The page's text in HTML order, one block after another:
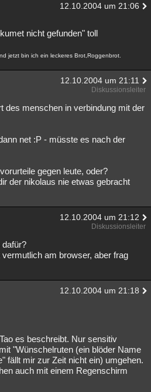
12.10.2004 um 21:06
nicht gefunden" toll
jetzt bin ich ein leckeres Brot,Roggenbrot.
12.10.2004 um 21:11
Diskussionsleiter
des menschen in verbindung mit der
net :P - müsste es nach der
gegen leute, oder?
der nikolaus nie etwas gebracht
12.10.2004 um 21:12
Diskussionsleiter
dafür?
am browser, aber frag
12.10.2004 um 21:18
es beschreibt. Nur sensitiv
"Wünschelruten (ein blöder Name
fällt mir zur Zeit nicht ein) umgehen.
auch mit einem Regenschirm